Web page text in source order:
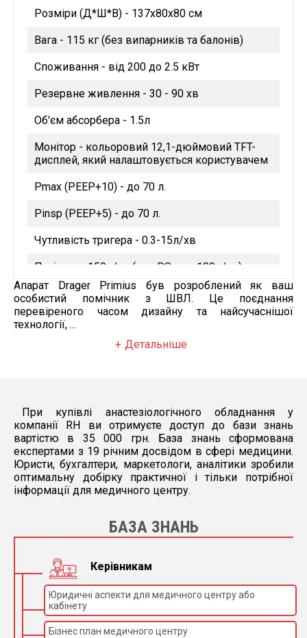
Розміри (Д*Ш*В) - 137x80x80 см
Вага - 115 кг (без випарників та балонів)
Споживання - від 200 до 2.5 кВт
Резервне живлення - 30 - 90 хв
Об'єм абсорбера - 1.5л
Монітор - кольоровий 12,1-дюймовий TFT-
дисплей, який налаштовується користувачем
Pmax (PEEP+10) - до 70 л.
Pinsp (PEEP+5) - до 70 л.
Чутливість тригера - 0.3-15л/хв
Потік - до 150л/хв (при PS - до 180л/хв)
Дихальний об'єм - SIMV 20-1400мл, PCV 5-
1400мл, 10-1400мл (в режимі тиску)
Частота дихання - 3-80 вдихів/хв.
Час плато (TIP: TINSP) - 0-60%
PEEPvolume mode - 0-20гПа (Pmax -10 гПа)
PEEPpressure mode - 0-20гПа (Pinsp -5 гПа)
Tslope - 0-2с
Загальний витік у системі - <150мл при 30гПа
(автоматичний тест на герметичність)
Контроль потоку O2 Функція ORC - не менше
25% або 200 мл/хв для закису азоту (N2O) як
газ-носій
Апарат Drager Primius був розроблений як ваш
особистий помічник з ШВЛ. Це поєднання
перевіреного часом дизайну та найсучаснішої
технології, ...
Детальніше
При купівлі анастезіологічного обладнання у
компанії RH ви отримуєте доступ до бази знань
вартістю в 35 000 грн. База знань сформована
експертами з 19 річним досвідом в сфері медицини.
Юристи, бухгалтери, маркетологи, аналітики зробили
оптимальну добірку практичної і тільки потрібної
інформації для медичного центру.
БАЗА ЗНАНЬ
Керівникам
Юридичні аспекти для медичного центру або
кабінету
Бізнес план медичного центру